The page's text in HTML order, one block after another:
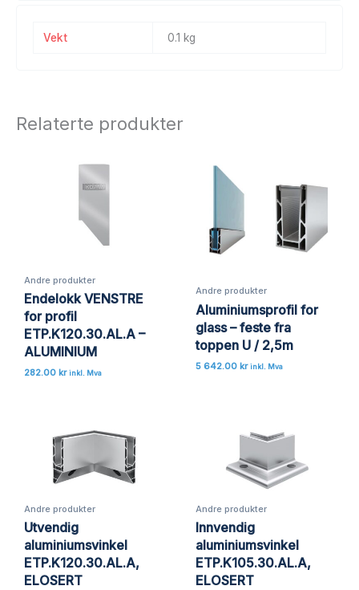
Vekt 0.1 kg
Relaterte produkter
Andre produkter
Endelokk VENSTRE
for profil
ETP.K120.30.AL.A –
ALUMINIUM
282.00 kr inkl. Mva
Andre produkter
Aluminiumsprofil for
glass – feste fra
toppen U / 2,5m
5 642.00 kr inkl. Mva
Andre produkter
Utvendig
aluminiumsvinkel
ETP.K120.30.AL.A,
ELOSERT
Andre produkter
Innvendig
aluminiumsvinkel
ETP.K105.30.AL.A,
ELOSERT